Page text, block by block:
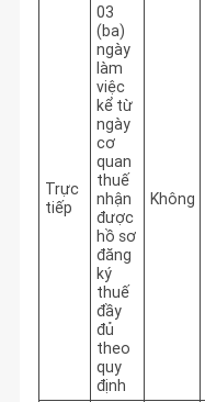
Trực
tiếp
03
(ba)
ngày
làm
việc
kể từ
ngày
cơ
quan
thuế
nhận
được
hồ sơ
đăng
ký
thuế
đầy
đủ
theo
quy
định
Không